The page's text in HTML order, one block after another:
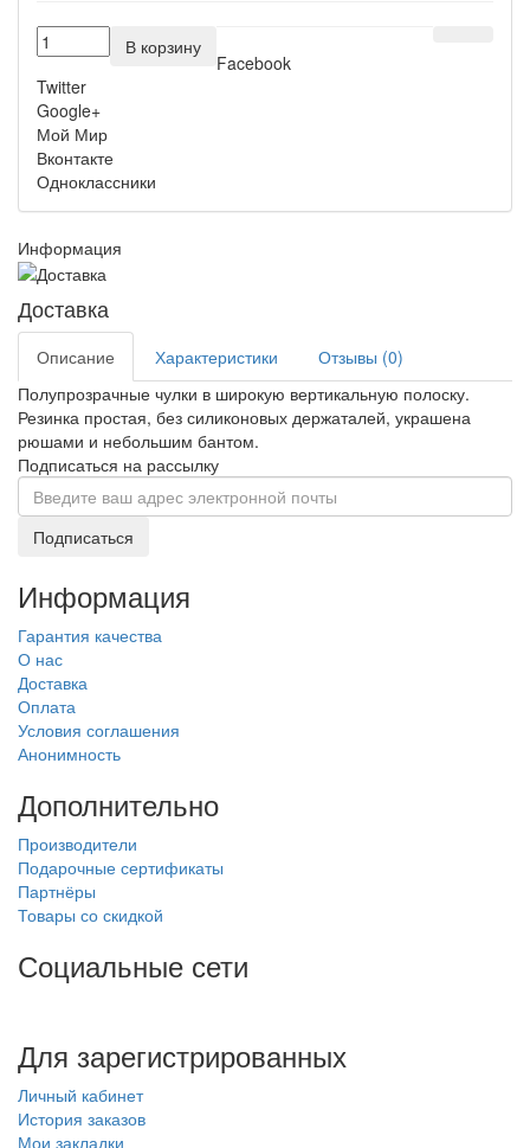
В корзину
Facebook
Twitter
Google+
Мой Мир
Вконтакте
Одноклассники
Информация
Доставка
Описание Характеристики
Отзывы (0)
Полупрозрачные чулки в широкую вертикальную полоску.
Резинка простая, без силиконовых держаталей, украшена
рюшами и небольшим бантом.
Подписаться на рассылку
Подписаться
Информация
Гарантия качества
О нас
Доставка
Оплата
Условия соглашения
Анонимность
Дополнительно
Производители
Подарочные сертификаты
Партнёры
Товары со скидкой
Социальные сети
Для зарегистрированных
Личный кабинет
История заказов
Мои закладки